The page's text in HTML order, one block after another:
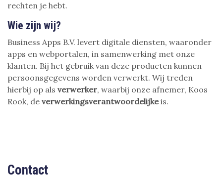
rechten je hebt.
Wie zijn wij?
Business Apps B.V. levert digitale diensten, waaronder
apps en webportalen, in samenwerking met onze
klanten. Bij het gebruik van deze producten kunnen
persoonsgegevens worden verwerkt. Wij treden
hierbij op als verwerker, waarbij onze afnemer, Koos
Rook, de verwerkingsverantwoordelijkeis.
Contact